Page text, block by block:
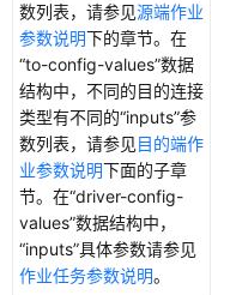
数列表，请参见源端作业
参数说明下的章节。在
“to-config-values”数据
结构中，不同的目的连接
类型有不同的“inputs”参
数列表，请参见目的端作
业参数说明下面的子章
节。在“driver-config-
values”数据结构中，
“inputs”具体参数请参见
作业任务参数说明。